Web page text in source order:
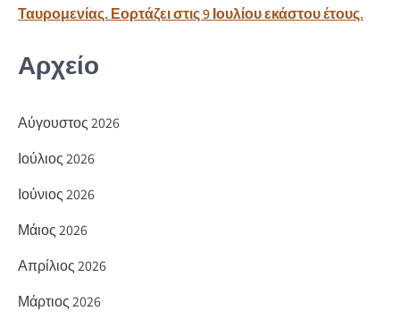
ε
Ταυρομενίας. Εορτάζει στις 9 Ιουλίου εκάστου έτους.
Αρχείο
Αύγουστος 2026
Ιούλιος 2026
Ιούνιος 2026
Μάιος 2026
Απρίλιος 2026
Μάρτιος 2026